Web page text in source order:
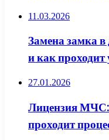
11.03.2026
Замена замка в
и как проходит
27.01.2026
Лицензия МЧС:
проходит